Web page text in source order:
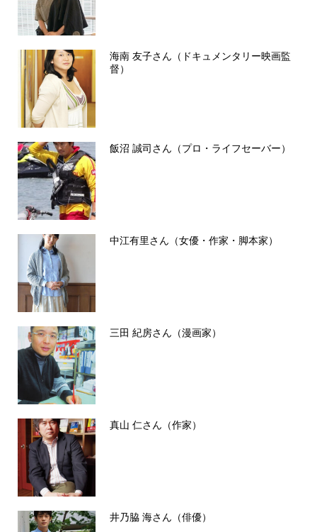
海南 友子さん（ドキュメンタリー映画監
督）
飯沼 誠司さん（プロ・ライフセーバー）
中江有里さん（女優・作家・脚本家）
三田 紀房さん（漫画家）
真山 仁さん（作家）
井乃脇 海さん（俳優）